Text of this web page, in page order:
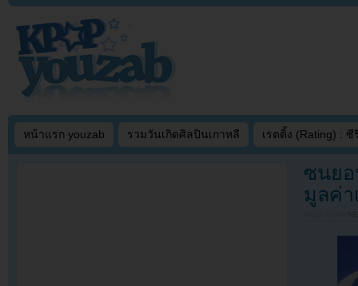
หน้าแรก youzab รวมวันเกิดศิลปินเกาหลี เรตติ้ง (Rating) : ซี
ซนย
มูลค่า